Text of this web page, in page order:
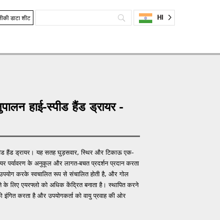
डाटा शीट HI
हाई-स्पीड हैंड ड्रायर -
हैंड ड्रायर। यह सतह घुड़सवार, स्थिर और टिकाऊ एक-
पर्यावरण के अनुकूल और लागत-बचत प्रदर्शन प्रदान करता
करके स्वचालित रूप से संचालित होती है, और गोल
एयरफ्लो को अधिक केंद्रित बनाता है। स्थापित करने
करता है और उपयोगकर्ता को वायु प्रवाह की ओर